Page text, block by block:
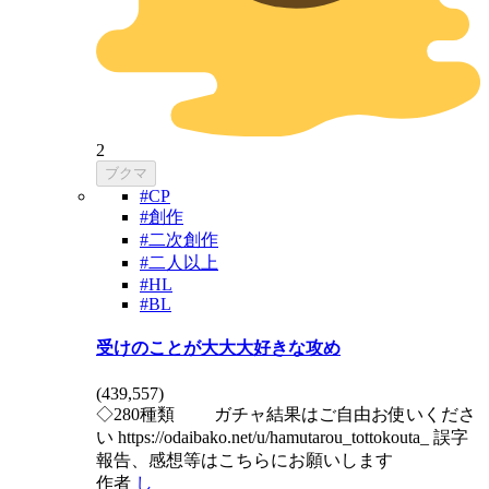
2
ブクマ
#CP
#創作
#二次創作
#二人以上
#HL
#BL
受けのことが大大大好きな攻め
(439,557)
◇280種類 ガチャ結果はご自由お使いくださ
い https://odaibako.net/u/hamutarou_tottokouta_ 誤字
報告、感想等はこちらにお願いします
作者 し